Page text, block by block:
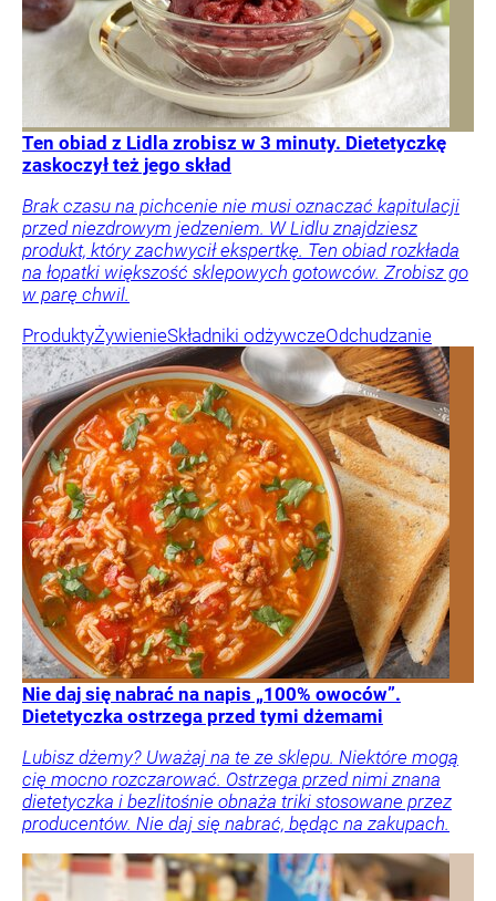
Ten obiad z Lidla zrobisz w 3 minuty. Dietetyczkę
zaskoczył też jego skład
Brak czasu na pichcenie nie musi oznaczać kapitulacji
przed niezdrowym jedzeniem. W Lidlu znajdziesz
produkt, który zachwycił ekspertkę. Ten obiad rozkłada
na łopatki większość sklepowych gotowców. Zrobisz go
w parę chwil.
ProduktyŻywienieSkładniki odżywczeOdchudzanie
Nie daj się nabrać na napis „100% owoców”.
Dietetyczka ostrzega przed tymi dżemami
Lubisz dżemy? Uważaj na te ze sklepu. Niektóre mogą
cię mocno rozczarować. Ostrzega przed nimi znana
dietetyczka i bezlitośnie obnaża triki stosowane przez
producentów. Nie daj się nabrać, będąc na zakupach.